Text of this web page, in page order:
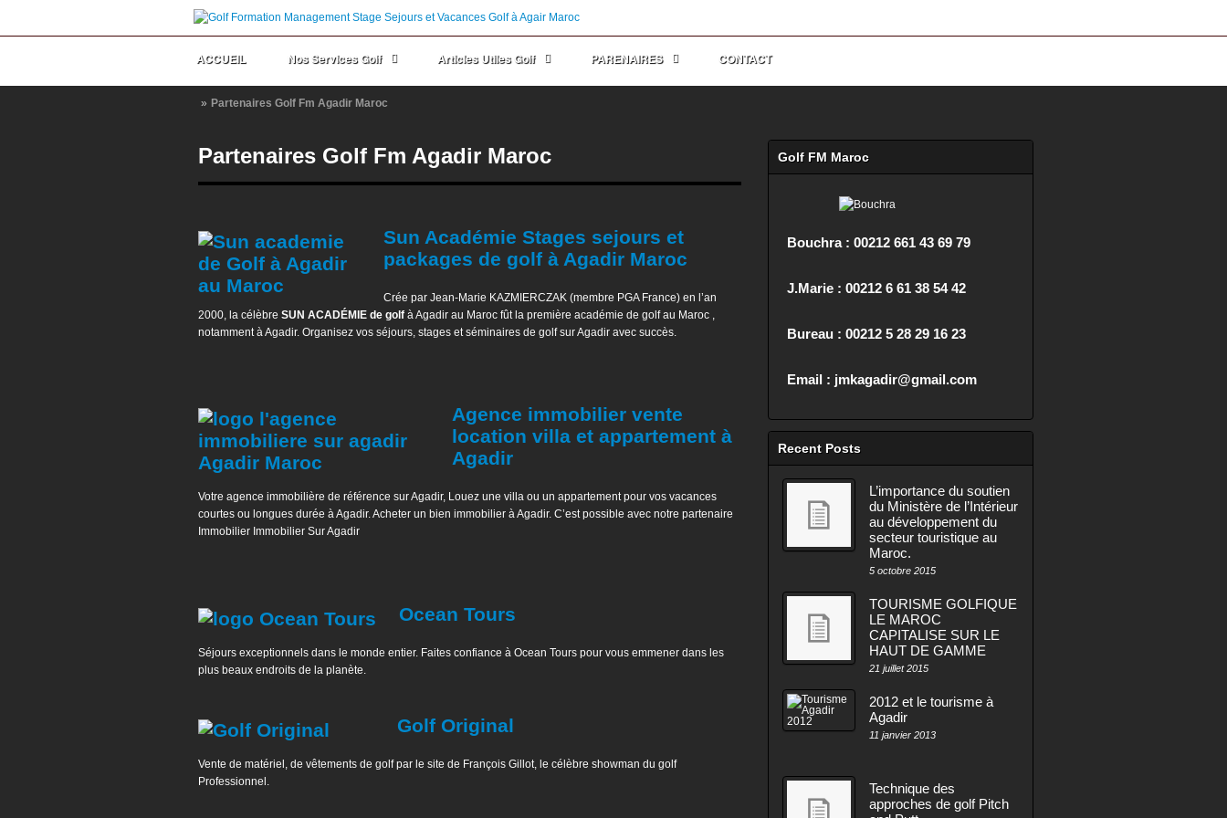
ACCUEIL Nos Services Golf Articles Utiles Golf PARENAIRES CONTACT
» Partenaires Golf Fm Agadir Maroc
Partenaires Golf Fm Agadir Maroc
Sun Académie Stages sejours et
packages de golf à Agadir Maroc
Crée par Jean-Marie KAZMIERCZAK (membre PGA France) en l’an
2000, la célèbre SUN ACADÉMIE de golf à Agadir au Maroc fût la première académie de golf au Maroc ,
notamment à Agadir. Organisez vos séjours, stages et séminaires de golf sur Agadir avec succès.
Agence immobilier vente
location villa et appartement à
Agadir
Votre agence immobilière de référence sur Agadir, Louez une villa ou un appartement pour vos vacances
courtes ou longues durée à Agadir. Acheter un bien immobilier à Agadir. C’est possible avec notre partenaire
Immobilier Immobilier Sur Agadir
Ocean Tours
Séjours exceptionnels dans le monde entier. Faites confiance à Ocean Tours pour vous emmener dans les
plus beaux endroits de la planète.
Golf Original
Vente de matériel, de vêtements de golf par le site de François Gillot, le célèbre showman du golf
Professionnel.
Golf FM Maroc
Bouchra : 00212 661 43 69 79
J.Marie : 00212 6 61 38 54 42
Bureau : 00212 5 28 29 16 23
Email : jmkagadir@gmail.com
Recent Posts
L’importance du soutien
du Ministère de l’Intérieur
au développement du
secteur touristique au
Maroc.
5 octobre 2015
TOURISME GOLFIQUE
LE MAROC
CAPITALISE SUR LE
HAUT DE GAMME
21 juillet 2015
2012 et le tourisme à
Agadir
11 janvier 2013
Technique des
approches de golf Pitch